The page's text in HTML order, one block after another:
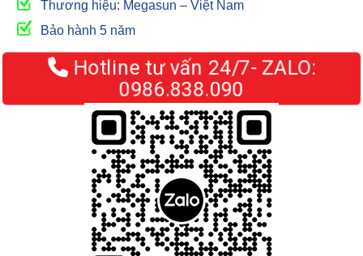
Thương hiệu: Megasun – Việt Nam
Bảo hành 5 năm
Hotline tư vấn 24/7- ZALO:
0986.838.090